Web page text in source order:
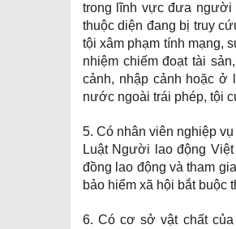
trong lĩnh vực đưa người
thuộc diện đang bị truy
tội xâm phạm tính mạng,
nhiệm chiếm đoạt tài
cảnh, nhập cảnh hoặc
nước ngoài trái phép, tội
5. Có nhân viên nghiệp
Luật Người lao động
đồng lao động và tham
bảo hiểm xã hội bắt buộc
6. Có cơ sở vật chất